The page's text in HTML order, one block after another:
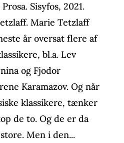
Sisyfos, 2021.
Marie Tetzlaff
år oversat flere af
bl.a. Lev
og Fjodor
Karamazov. Og når
klassikere, tænker
de to. Og de er da
Men i den...